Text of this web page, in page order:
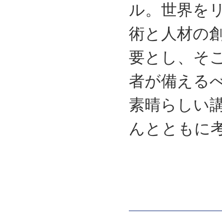
ル。世界を
術と人材の
要とし、そ
者が備える
素晴らしい
んとともに